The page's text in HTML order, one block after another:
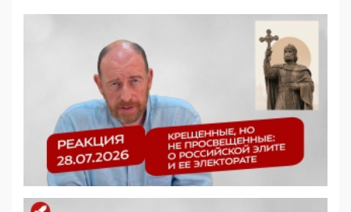
деятельность ИИТО ЮНЕСКО в России, но
цифроглобалисты продолжают определять
повестку в образовании
09:43, 01 Июня 2026
5G за счет здоровья граждан: Минцифры намерено
отобрать у регионов и муниципалитетов право
защищать жилые дома и социальные объекты от
05:58, 26 Мая 2026
Роскомнадзор освободили от борца с
деструктивным и опасным контентом
07:39, 25 Мая 2026